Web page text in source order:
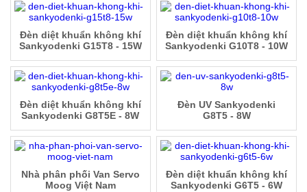
Đèn diệt khuẩn không khí
Sankyodenki G15T8 - 15W
Đèn diệt khuẩn không khí
Sankyodenki G10T8 - 10W
Đèn diệt khuẩn không khí
Sankyodenki G8T5E - 8W
Đèn UV Sankyodenki
G8T5 - 8W
Nhà phân phối Van Servo
Moog Việt Nam
Đèn diệt khuẩn không khí
Sankyodenki G6T5 - 6W